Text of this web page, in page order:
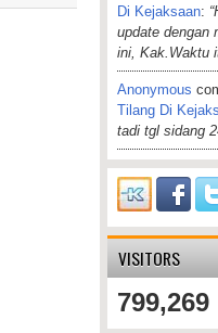
Di Kejaksaan:
update dengan
ini, Kak.Waktu
Anonymous
Tilang Di
tadi tgl sidang
VISITORS
799,269